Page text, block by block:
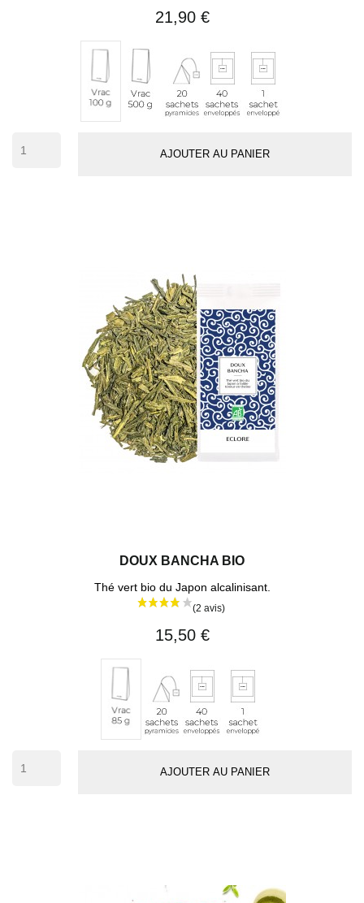
21,90 €
Vrac
g
Vrac
500
g
sachets
pyramides
40
sachets
enveloppés
1
sachet
individuel
AJOUTER AU PANIER
DOUX BANCHA BIO
Thé vert bio du Japon alcalinisant.
15,50 €
Vrac
g
sachets
pyramides
40
sachets
enveloppés
1
sachet
individuel
AJOUTER AU PANIER